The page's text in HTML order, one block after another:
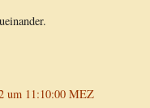
um 11:10:00 MEZ